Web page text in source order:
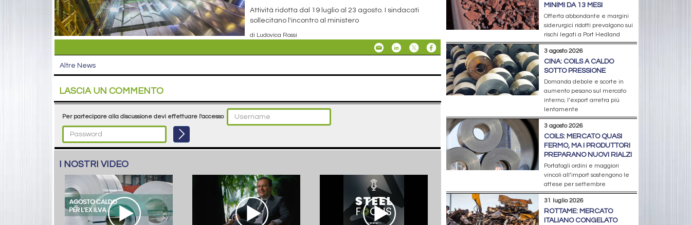
Attività ridotta dal 19 luglio al 23 agosto. I sindacati
sollecitano l'incontro al ministero
di Ludovica Rossi
Altre News
LASCIA UN COMMENTO
Per partecipare alla discussione devi effettuare l'accesso
I NOSTRI VIDEO
MINIMI DA 13 MESI
Offerta abbondante e margini
siderurgici ridotti prevalgono sui
rischi legati a Port Hedland
3 agosto 2026
CINA: COILS A CALDO
SOTTO PRESSIONE
Domanda debole e scorte in
aumento pesano sul mercato
interno; l’export arretra più
lentamente
3 agosto 2026
COILS: MERCATO QUASI
FERMO, MA I PRODUTTORI
PREPARANO NUOVI RIALZI
Portafogli ordini e maggiori
vincoli all’import sostengono le
attese per settembre
31 luglio 2026
ROTTAME: MERCATO
ITALIANO CONGELATO